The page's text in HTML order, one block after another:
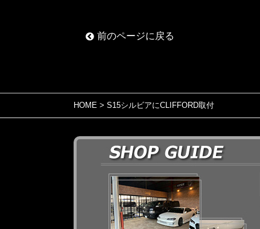
前のページに戻る
HOME > S15シルビアにCLIFFORD取付